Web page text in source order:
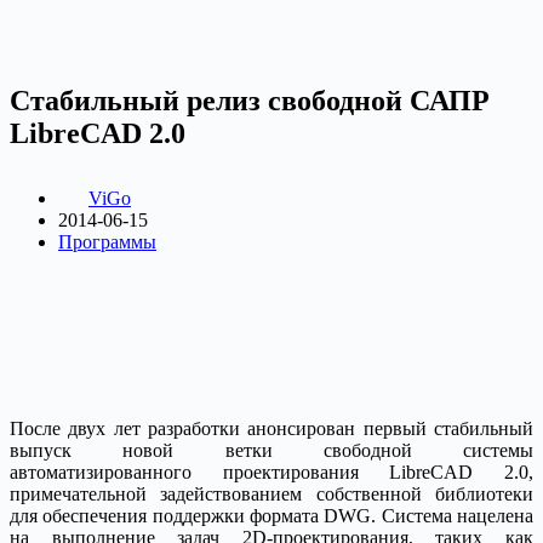
Стабильный релиз свободной САПР
LibreCAD 2.0
ViGo
2014-06-15
Программы
После двух лет разработки анонсирован первый стабильный
выпуск новой ветки свободной системы
автоматизированного проектирования LibreCAD 2.0,
примечательной задействованием собственной библиотеки
для обеспечения поддержки формата DWG. Система нацелена
на выполнение задач 2D-проектирования, таких как